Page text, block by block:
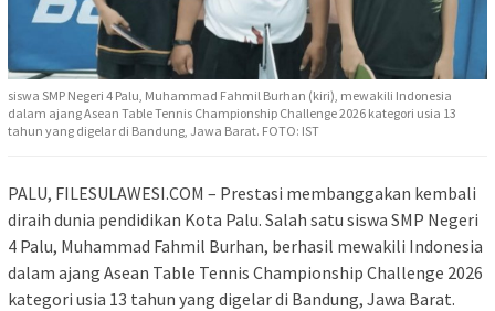
siswa SMP Negeri 4 Palu, Muhammad Fahmil Burhan (kiri), mewakili Indonesia
dalam ajang Asean Table Tennis Championship Challenge 2026 kategori usia 13
tahun yang digelar di Bandung, Jawa Barat. FOTO: IST
PALU, FILESULAWESI.COM – Prestasi membanggakan kembali
diraih dunia pendidikan Kota Palu. Salah satu siswa SMP Negeri
4 Palu, Muhammad Fahmil Burhan, berhasil mewakili Indonesia
dalam ajang Asean Table Tennis Championship Challenge 2026
kategori usia 13 tahun yang digelar di Bandung, Jawa Barat.